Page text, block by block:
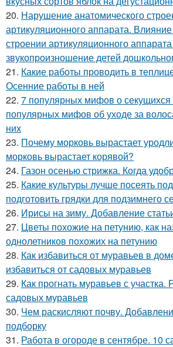
20. Нарушение анатомического
артикуляционного аппарата.
строении артикуляционного
звукопроизношение детей
21. Какие работы проводить в
Осенние работы в ней
22. 7 популярных мифов о секущихся
популярных мифов об уходе за
них
23. Почему морковь вырастает
морковь вырастает корявой?
24. Газон осенью стрижка. Когда
25. Какие культуры лучше посеять
подготовить грядки для подзимнего
26. Ирисы на зиму. Добавление
27. Цветы похожие на петунию, как
однолетников похожих на петунию
28. Как избавиться от муравьев в
избавиться от садовых муравьев
29. Как прогнать муравьев с участка.
садовых муравьев
30. Чем раскисляют почву.
подборку
31. Работа в огороде в сентябре. 10